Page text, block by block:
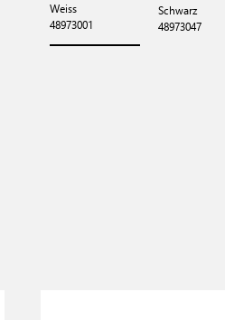
Weiss
48973001
Schwarz
48973047